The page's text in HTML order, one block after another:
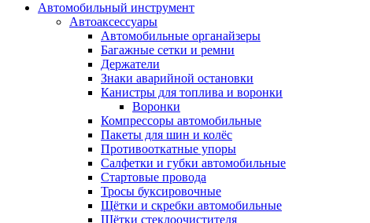
Автомобильный инструмент
Автоаксессуары
Автомобильные органайзеры
Багажные сетки и ремни
Держатели
Знаки аварийной остановки
Канистры для топлива и воронки
Воронки
Компрессоры автомобильные
Пакеты для шин и колёс
Противооткатные упоры
Салфетки и губки автомобильные
Стартовые провода
Тросы буксировочные
Щётки и скребки автомобильные
Щётки стеклоочистителя